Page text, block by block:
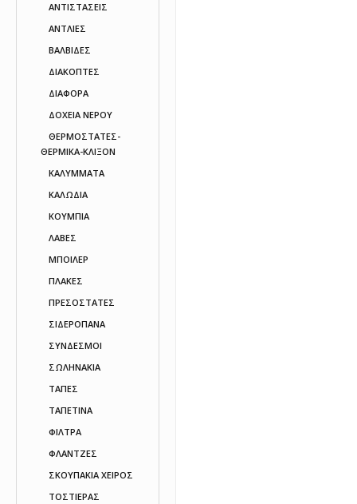
ΑΝΤΙΣΤΑΣΕΙΣ
ΑΝΤΛΙΕΣ
ΒΑΛΒΙΔΕΣ
ΔΙΑΚΟΠΤΕΣ
ΔΙΑΦΟΡΑ
ΔΟΧΕΙΑ ΝΕΡΟΥ
ΘΕΡΜΟΣΤΑΤΕΣ-
ΘΕΡΜΙΚΑ-ΚΛΙΞΟΝ
ΚΑΛΥΜΜΑΤΑ
ΚΑΛΩΔΙΑ
ΚΟΥΜΠΙΑ
ΛΑΒΕΣ
ΜΠΟΙΛΕΡ
ΠΛΑΚΕΣ
ΠΡΕΣΟΣΤΑΤΕΣ
ΣΙΔΕΡΟΠΑΝΑ
ΣΥΝΔΕΣΜΟΙ
ΣΩΛΗΝΑΚΙΑ
ΤΑΠΕΣ
ΤΑΠΕΤΙΝΑ
ΦΙΛΤΡΑ
ΦΛΑΝΤΖΕΣ
ΣΚΟΥΠΑΚΙΑ ΧΕΙΡΟΣ
ΤΟΣΤΙΕΡΑΣ